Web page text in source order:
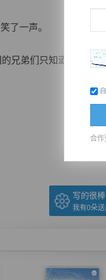
了一声。
弟们只知道奋力拼杀
（←
写的很棒
我有0朵
合作